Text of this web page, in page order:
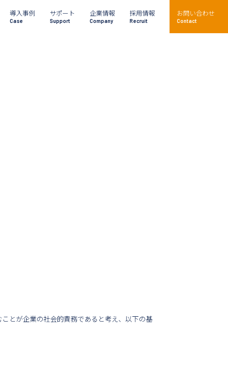
導入事例
Case
サポート
Support
企業情報
Company
採用情報
Recruit
お問い合わせ
Contact
とが企業の社会的責務であると考え、以下の基